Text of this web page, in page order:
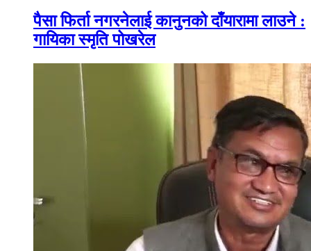
पैसा फिर्ता नगरनेलाई कानुनको दाँयारामा लाउने :
गायिका स्‍मृति पोखरेल